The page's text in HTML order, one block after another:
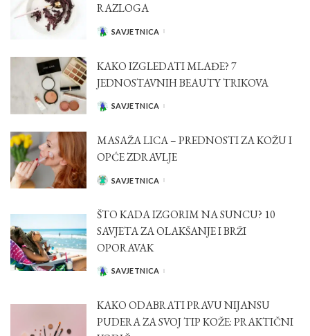
RAZLOGA
POSTED
SAVJETNICA
KAKO IZGLEDATI MLAĐE? 7
JEDNOSTAVNIH BEAUTY TRIKOVA
POSTED
SAVJETNICA
MASAŽA LICA – PREDNOSTI ZA KOŽU I
OPĆE ZDRAVLJE
POSTED
SAVJETNICA
ŠTO KADA IZGORIM NA SUNCU? 10
SAVJETA ZA OLAKŠANJE I BRŽI
OPORAVAK
POSTED
SAVJETNICA
KAKO ODABRATI PRAVU NIJANSU
PUDERA ZA SVOJ TIP KOŽE: PRAKTIČNI